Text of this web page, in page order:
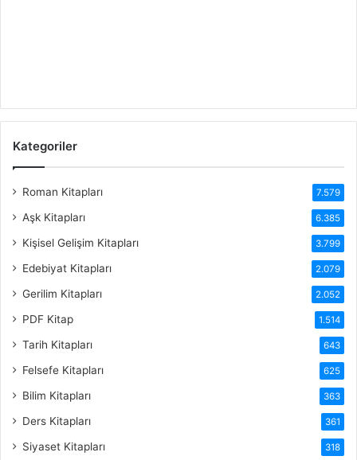
Kategoriler
Roman Kitapları 7.579
Aşk Kitapları 6.385
Kişisel Gelişim Kitapları 3.799
Edebiyat Kitapları 2.079
Gerilim Kitapları 2.052
PDF Kitap 1.514
Tarih Kitapları 643
Felsefe Kitapları 625
Bilim Kitapları 363
Ders Kitapları 361
Siyaset Kitapları 318